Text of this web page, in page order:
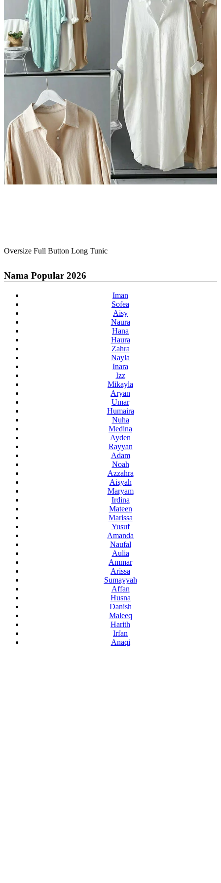
Oversize Full Button Long Tunic
Nama Popular 2026
Iman
Sofea
Aisy
Naura
Hana
Haura
Zahra
Nayla
Inara
Izz
Mikayla
Aryan
Umar
Humaira
Nuha
Medina
Ayden
Rayyan
Adam
Noah
Azzahra
Aisyah
Maryam
Irdina
Mateen
Marissa
Yusuf
Amanda
Naufal
Aulia
Ammar
Arissa
Sumayyah
Affan
Husna
Danish
Maleeq
Harith
Irfan
Anaqi